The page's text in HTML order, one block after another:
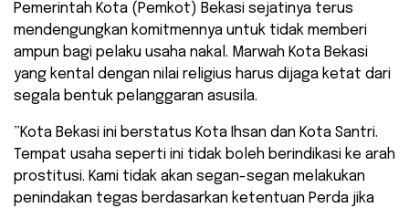
​Pemerintah Kota (Pemkot) Bekasi sejatinya terus
mendengungkan komitmennya untuk tidak memberi
ampun bagi pelaku usaha nakal. Marwah Kota Bekasi
yang kental dengan nilai religius harus dijaga ketat dari
segala bentuk pelanggaran asusila.
​”Kota Bekasi ini berstatus Kota Ihsan dan Kota Santri.
Tempat usaha seperti ini tidak boleh berindikasi ke arah
prostitusi. Kami tidak akan segan-segan melakukan
penindakan tegas berdasarkan ketentuan Perda jika